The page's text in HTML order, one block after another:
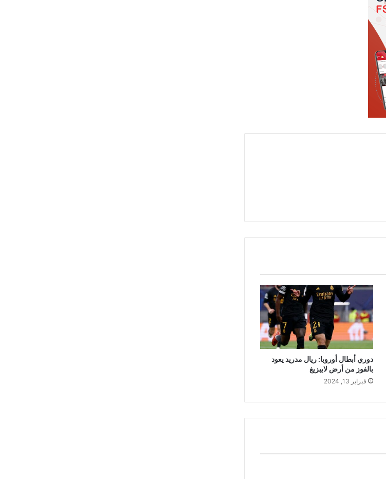
دوري أبطال أوروبا: ريال مدريد يعود
بالفوز من أرض لايبزيغ
فبراير 13, 2024